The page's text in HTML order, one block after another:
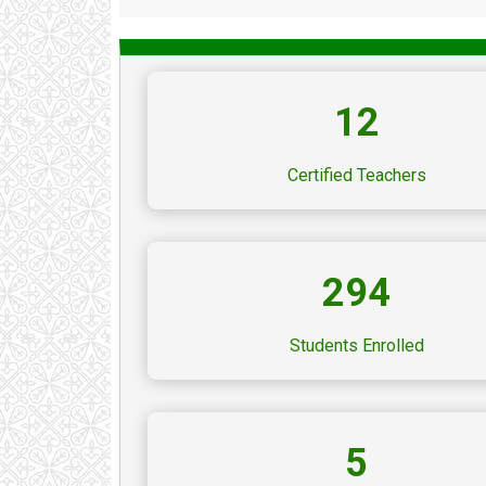
12
Certified Teachers
294
Students Enrolled
5